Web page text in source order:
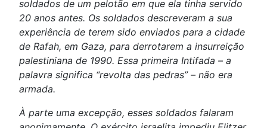
soldados de um pelotão em que ela tinha servido
20 anos antes. Os soldados descreveram a sua
experiência de terem sido enviados para a cidade
de Rafah, em Gaza, para derrotarem a insurreição
palestiniana de 1990. Essa primeira Intifada – a
palavra significa “revolta das pedras” – não era
armada.
À parte uma excepção, esses soldados falaram